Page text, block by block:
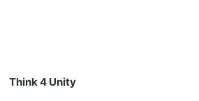
Think 4 Unity